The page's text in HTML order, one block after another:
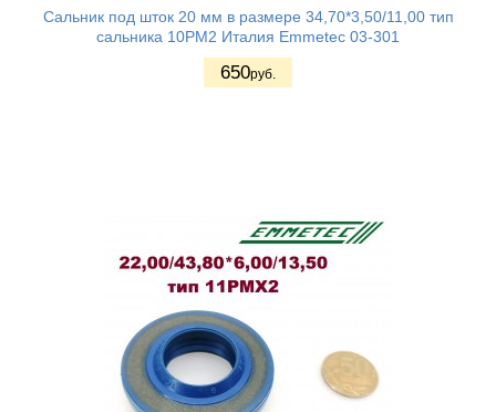
Сальник под шток 20 мм в размере 34,70*3,50/11,00 тип
сальника 10PM2 Италия Emmetec 03-301
650руб.